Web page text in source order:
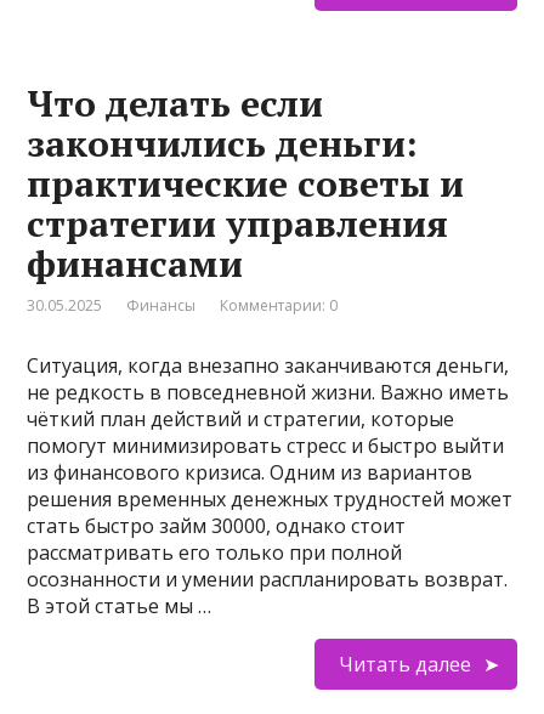
Что делать если
закончились деньги:
практические советы и
стратегии управления
финансами
30.05.2025 Финансы Комментарии: 0
Ситуация, когда внезапно заканчиваются деньги,
не редкость в повседневной жизни. Важно иметь
чёткий план действий и стратегии, которые
помогут минимизировать стресс и быстро выйти
из финансового кризиса. Одним из вариантов
решения временных денежных трудностей может
стать быстро займ 30000, однако стоит
рассматривать его только при полной
осознанности и умении распланировать возврат.
В этой статье мы …
Читать далее